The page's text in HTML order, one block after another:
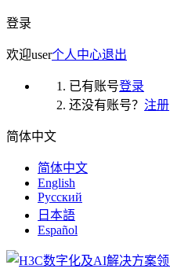
登录
欢迎user个人中心退出
已有账号登录
还没有账号？ 注册
简体中文
简体中文
English
Русский
日本語
Español